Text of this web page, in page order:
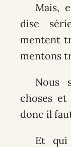
Mais,
dise
mentent
mentons
Nous
choses
donc il
Et qui